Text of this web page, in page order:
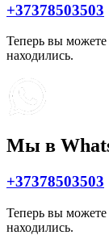
+37378503503
Теперь вы
находились.
Мы в
+37378503503
Теперь вы
находились.